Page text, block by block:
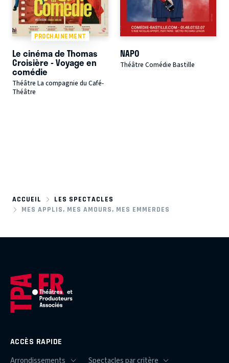
PROCHAINEMENT
Le cinéma de Thomas
Croisière - Voyage en
comédie
Théâtre La compagnie du Café-
Théâtre
NAPO
Théâtre Comédie Bastille
ACCUEIL
LES SPECTACLES
MES APPLIS, MES AMOURS, MES EMMERDES
ACCÈS RAPIDE